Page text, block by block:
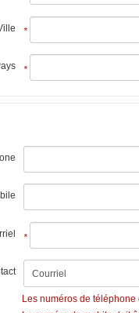
*
*
*
Les numéros de